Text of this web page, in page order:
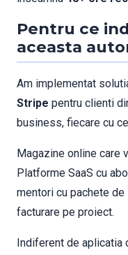
Pentru ce
aceasta
Am implementat
Stripe pentru clienti
business, fiecare cu
Magazine online care
Platforme SaaS cu
mentori cu pachete
facturare pe proiect.
Indiferent de aplicatia